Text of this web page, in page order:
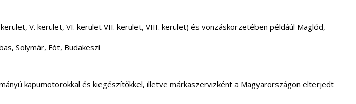
V. kerület, VI. kerület VII. kerület, VIII. kerület) és vonzáskörzetében példáúl Maglód,
Solymár, Fót, Budakeszi
kapumotorokkal és kiegészítőkkel, illetve márkaszervizként a Magyarországon elterjedt